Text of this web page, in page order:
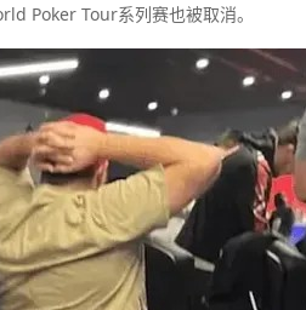
Poker Tour系列赛也被取消。